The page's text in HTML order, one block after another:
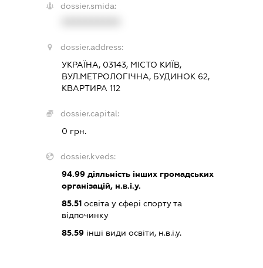
dossier.smida:
dossier.address:
УКРАЇНА, 03143, МІСТО КИЇВ,
ВУЛ.МЕТРОЛОГІЧНА, БУДИНОК 62,
КВАРТИРА 112
dossier.capital:
0 грн.
dossier.kveds:
94.99 діяльність інших громадських
організацій, н.в.і.у.
85.51 освіта у сфері спорту та
відпочинку
85.59 інші види освіти, н.в.і.у.